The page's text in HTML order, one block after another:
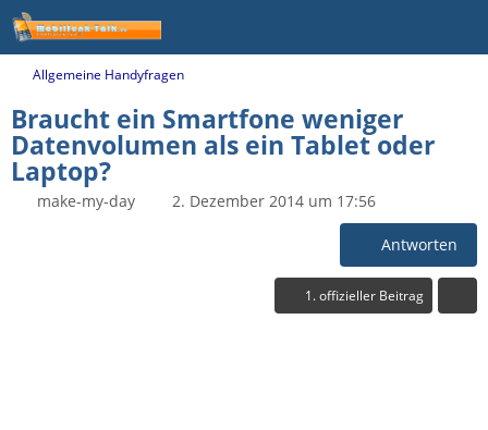
Allgemeine Handyfragen
Braucht ein Smartfone weniger
Datenvolumen als ein Tablet oder
Laptop?
make-my-day 2. Dezember 2014 um 17:56
Antworten
1. offizieller Beitrag